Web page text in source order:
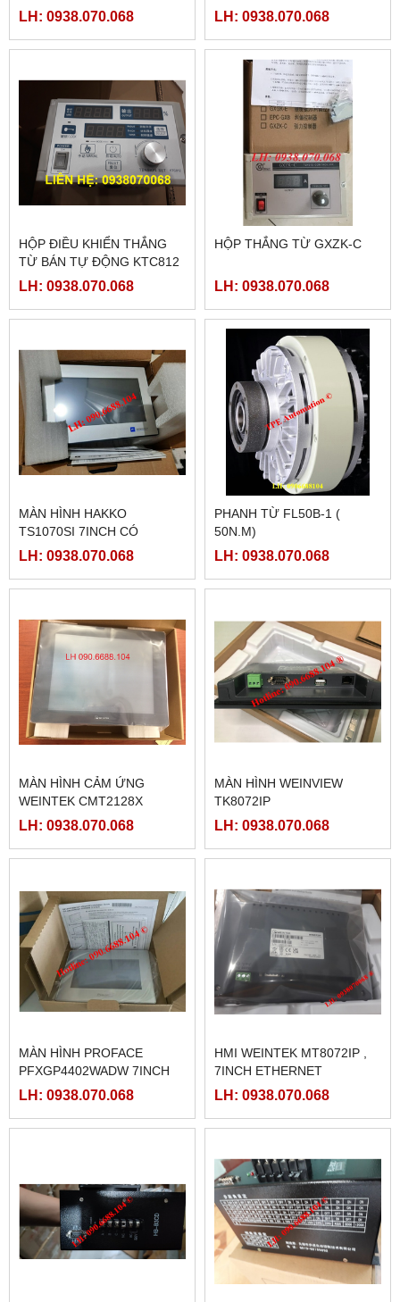
TG465-MT
LH: 0938.070.068 LH: 0938.070.068
HỘP ĐIỀU KHIỂN THẮNG
TỪ BÁN TỰ ĐỘNG KTC812
LH: 0938.070.068
HỘP THẮNG TỪ GXZK-C
LH: 0938.070.068
MÀN HÌNH HAKKO
TS1070SI 7INCH CÓ
ETHERNET
LH: 0938.070.068
PHANH TỪ FL50B-1 (
50N.M)
LH: 0938.070.068
MÀN HÌNH CẢM ỨNG
WEINTEK CMT2128X
LH: 0938.070.068
MÀN HÌNH WEINVIEW
TK8072IP
LH: 0938.070.068
MÀN HÌNH PROFACE
PFXGP4402WADW 7INCH
LH: 0938.070.068
HMI WEINTEK MT8072IP ,
7INCH ETHERNET
LH: 0938.070.068